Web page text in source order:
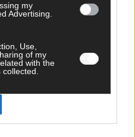
my
Advertising.
Use,
of my
with the